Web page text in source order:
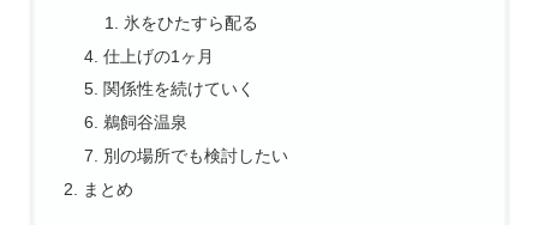
氷をひたすら配る
仕上げの1ヶ月
関係性を続けていく
鵜飼谷温泉
別の場所でも検討したい
まとめ